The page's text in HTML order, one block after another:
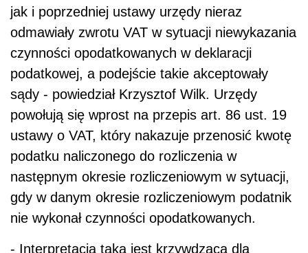
jak i poprzedniej ustawy urzędy nieraz
odmawiały zwrotu VAT w sytuacji niewykazania
czynności opodatkowanych w deklaracji
podatkowej, a podejście takie akceptowały
sądy - powiedział Krzysztof Wilk. Urzędy
powołują się wprost na przepis art. 86 ust. 19
ustawy o VAT, który nakazuje przenosić kwotę
podatku naliczonego do rozliczenia w
następnym okresie rozliczeniowym w sytuacji,
gdy w danym okresie rozliczeniowym podatnik
nie wykonał czynności opodatkowanych.
- Interpretacja taka jest krzywdząca dla